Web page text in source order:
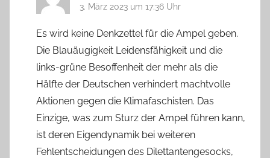
3. März 2023 um 17:36 Uhr
Es wird keine Denkzettel für die Ampel geben.
Die Blauäugigkeit Leidensfähigkeit und die
links-grüne Besoffenheit der mehr als die
Hälfte der Deutschen verhindert machtvolle
Aktionen gegen die Klimafaschisten. Das
Einzige, was zum Sturz der Ampel führen kann,
ist deren Eigendynamik bei weiteren
Fehlentscheidungen des Dilettantengesocks,